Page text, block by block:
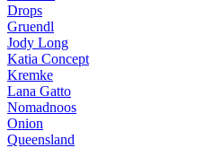
Drops
Gruendl
Jody Long
Katia Concept
Kremke
Lana Gatto
Nomadnoos
Onion
Queensland